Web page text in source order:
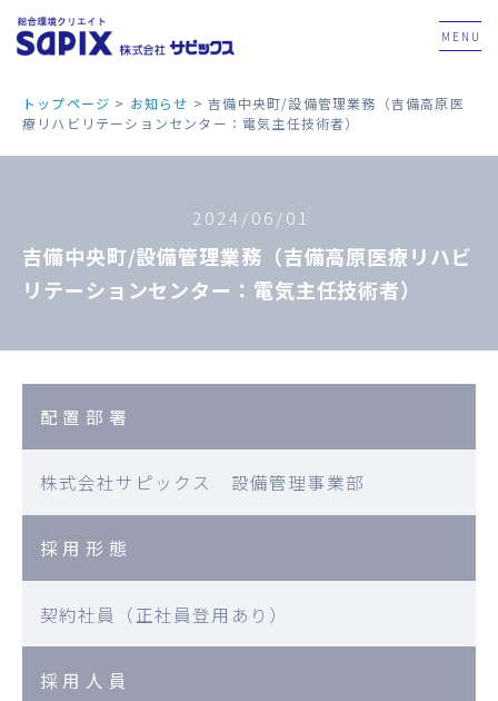
MENU
トップページ > お知らせ >吉備中央町/設備管理業務（吉備高原医
療リハビリテーションセンター：電気主任技術者）
2024/06/01
吉備中央町/設備管理業務（吉備高原医療リハビ
リテーションセンター：電気主任技術者）
配置部署
株式会社サピックス 設備管理事業部
採用形態
契約社員（正社員登用あり）
採用人員